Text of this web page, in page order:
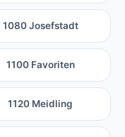
1080 Josefstadt
1100 Favoriten
1120 Meidling